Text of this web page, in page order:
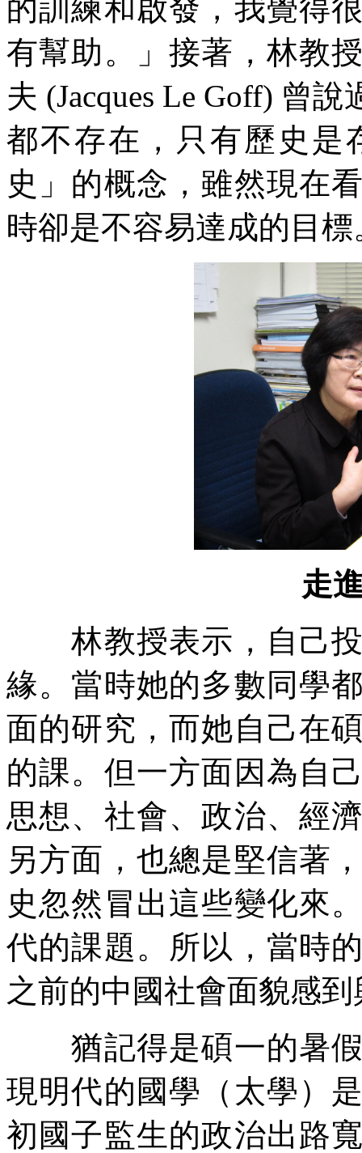
的訓練和啟發，我覺得
有幫助。」接著，林教
夫 (Jacques Le Goff) 曾
都不存在，只有歷史是
史」的概念，雖然現在
時卻是不容易達成的目標
走
林教授表示，自己投
緣。當時她的多數同學
面的研究，而她自己在
的課。但一方面因為自
思想、社會、政治、經
另方面，也總是堅信著
史忽然冒出這些變化來
代的課題。所以，當時
之前的中國社會面貌感
猶記得是碩一的暑假
現明代的國學（太學）
初國子監生的政治出路